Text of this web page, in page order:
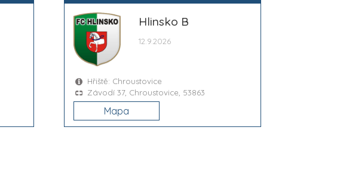
Hlinsko B
12.9.2026
Hřiště: Chroustovice
Závodí 37, Chroustovice, 53863
Mapa